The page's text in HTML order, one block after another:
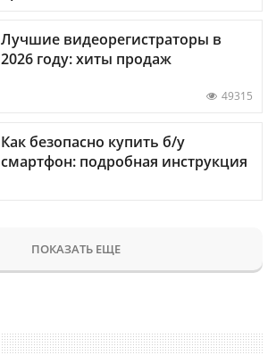
Лучшие видеорегистраторы в
2026 году: хиты продаж
49315
Как безопасно купить б/у
смартфон: подробная инструкция
ПОКАЗАТЬ ЕЩЕ